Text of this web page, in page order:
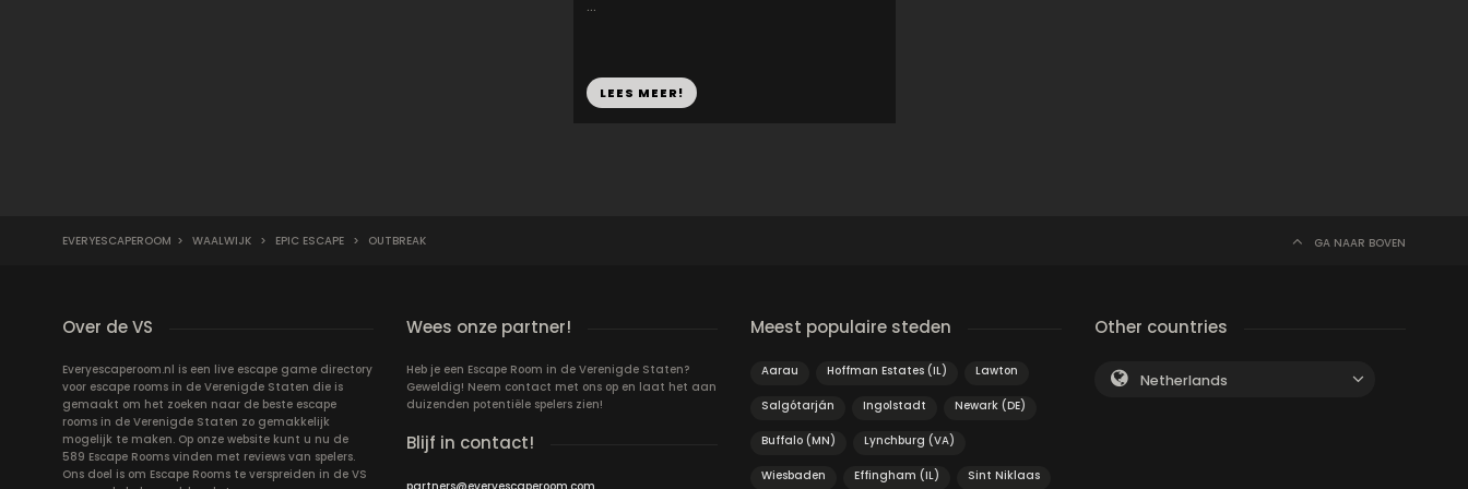
...
LEES MEER!
EVERYESCAPEROOM > WAALWIJK > EPIC ESCAPE > OUTBREAK GA NAAR BOVEN
Over de VS
Everyescaperoom.nl is een live escape game directory
voor escape rooms in de Verenigde Staten die is
gemaakt om het zoeken naar de beste escape
rooms in de Verenigde Staten zo gemakkelijk
mogelijk te maken. Op onze website kunt u nu de
589 Escape Rooms vinden met reviews van spelers.
Ons doel is om Escape Rooms te verspreiden in de VS
Wees onze partner!
Heb je een Escape Room in de Verenigde Staten?
Geweldig! Neem contact met ons op en laat het aan
duizenden potentiële spelers zien!
Blijf in contact!
Meest populaire steden
Aarau Hoffman Estates (IL) Lawton
Salgótarján Ingolstadt Newark (DE)
Buffalo (MN) Lynchburg (VA)
Wiesbaden Effingham (IL) Sint Niklaas
Other countries
Netherlands